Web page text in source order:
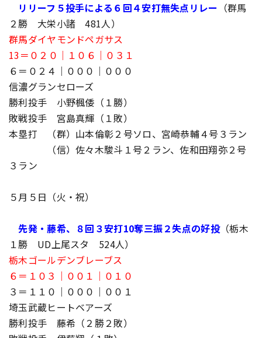
リリーフ５投手による６回４安打無失点リレー （群馬
２勝 大栄小諸 481人）
群馬ダイヤモンドペガサス
13＝０２０｜１０６｜０３１
６＝０２４｜０００｜０００
信濃グランセローズ
勝利投手 小野楓倭（１勝）
敗戦投手 宮島真輝（１敗）
本塁打 （群）山本倫彰２号ソロ、宮崎恭輔４号３ラン
（信）佐々木駿斗１号２ラン、佐和田翔弥２号
３ラン
５月５日（火・祝）
先発・藤希、８回３安打10奪三振２失点の好投（栃木
１勝 UD上尾スタ 524人）
栃木ゴールデンブレーブス
６＝１０３｜００１｜０１０
３＝１１０｜０００｜００１
埼玉武蔵ヒートベアーズ
勝利投手 藤希（２勝２敗）